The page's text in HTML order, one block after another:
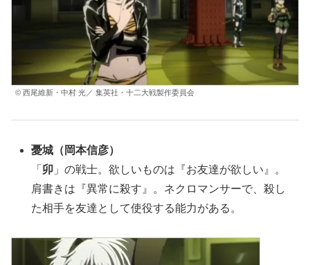
© 西尾維新・中村 光／ 集英社・十二大戦製作委員会
憂城 （岡本信彦）
「 卯 」の戦士。欲しいものは『お友達が欲しい』。
肩書きは『異常に殺す』。ネクロマンサーで、殺し
た相手を友達として使役する能力がある。